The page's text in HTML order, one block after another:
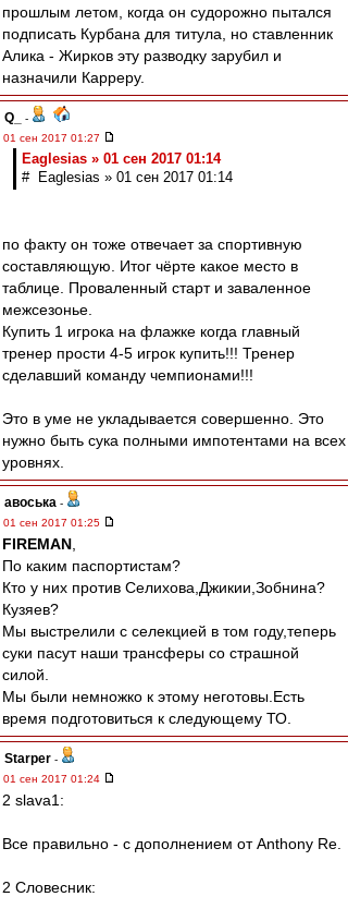
прошлым летом, когда он судорожно пытался
подписать Курбана для титула, но ставленник
Алика - Жирков эту разводку зарубил и
назначили Карреру.
Q_
-
01 сен 2017 01:27
Eaglesias » 01 сен 2017 01:14
# Eaglesias » 01 сен 2017 01:14
по факту он тоже отвечает за спортивную
составляющую. Итог чёрте какое место в
таблице. Проваленный старт и заваленное
межсезонье.
Купить 1 игрока на флажке когда главный
тренер прости 4-5 игрок купить!!! Тренер
сделавший команду чемпионами!!!
Это в уме не укладывается совершенно. Это
нужно быть сука полными импотентами на всех
уровнях.
авоська -
01 сен 2017 01:25
FIREMAN
По каким паспортистам?
Кто у них против Селихова,Джикии,Зобнина?
Кузяев?
Мы выстрелили с селекцией в том году,теперь
суки пасут наши трансферы со страшной
силой.
Мы были немножко к этому неготовы.Есть
время подготовиться к следующему ТО.
Starper -
01 сен 2017 01:24
2 slava1:
Все правильно - с дополнением от Anthony Re.
2 Словесник: